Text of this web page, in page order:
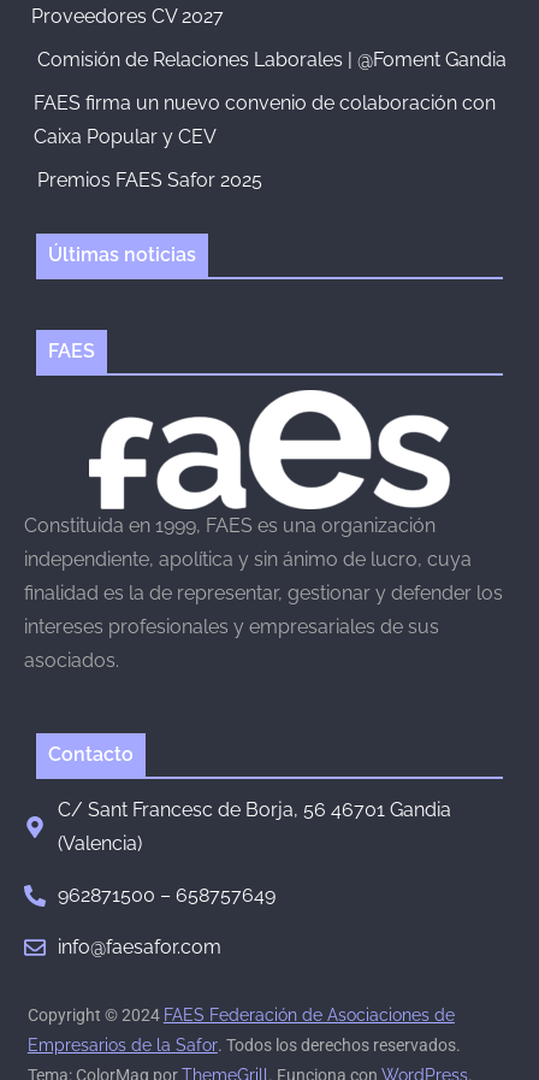
Proveedores CV 2027
Comisión de Relaciones Laborales | @Foment Gandia
FAES firma un nuevo convenio de colaboración con
Caixa Popular y CEV
Premios FAES Safor 2025
Últimas noticias
FAES
Constituida en 1999, FAES es una organización
independiente, apolítica y sin ánimo de lucro, cuya
finalidad es la de representar, gestionar y defender los
intereses profesionales y empresariales de sus
asociados.
Contacto
C/ Sant Francesc de Borja, 56 46701 Gandia
(Valencia)
962871500 – 658757649
info@faesafor.com
Copyright © 2024 FAES Federación de Asociaciones de
Empresarios de la Safor. Todos los derechos reservados.
Tema: ColorMag porThemeGrill . Funciona con WordPress.